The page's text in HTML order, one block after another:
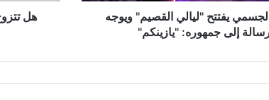
يفتتح "ليالي القصيم" ويوجه
إلى جمهوره: "يازينكم"
هل